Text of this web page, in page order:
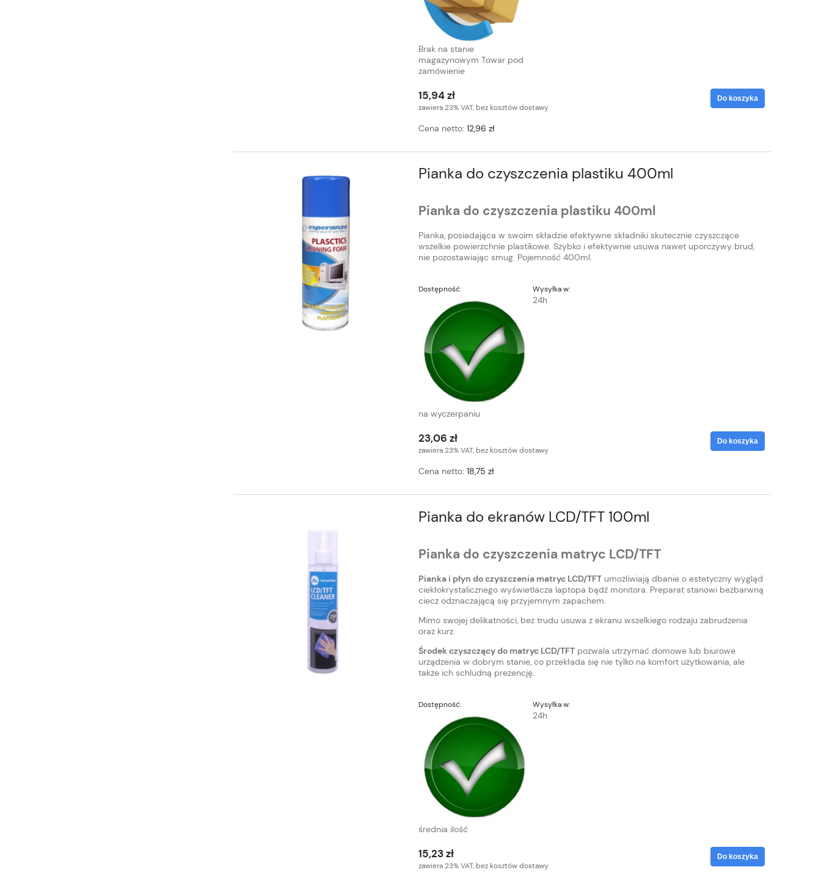
Brak na stanie
magazynowym Towar pod
zamówienie
15,94 zł
zawiera 23% VAT, bez kosztów dostawy
Cena netto: 12,96 zł
Do koszyka
Pianka do czyszczenia plastiku 400ml
Pianka do czyszczenia plastiku 400ml
Pianka, posiadająca w swoim składzie efektywne składniki skutecznie czyszczące
wszelkie powierzchnie plastikowe. Szybko i efektywnie usuwa nawet uporczywy brud,
nie pozostawiając smug. Pojemność 400ml.
Dostępność:
na wyczerpaniu
Wysyłka w:
24h
23,06 zł
zawiera 23% VAT, bez kosztów dostawy
Cena netto: 18,75 zł
Do koszyka
Pianka do ekranów LCD/TFT 100ml
Pianka do czyszczenia matryc LCD/TFT
Pianka i płyn do czyszczenia matryc LCD/TFTumożliwiają dbanie o estetyczny wygląd
ciekłokrystalicznego wyświetlacza laptopa bądź monitora. Preparat stanowi bezbarwną
ciecz odznaczającą się przyjemnym zapachem.
Mimo swojej delikatności, bez trudu usuwa z ekranu wszelkiego rodzaju zabrudzenia
oraz kurz.
Środek czyszczący do matryc LCD/TFTpozwala utrzymać domowe lub biurowe
urządzenia w dobrym stanie, co przekłada się nie tylko na komfort użytkowania, ale
także ich schludną prezencję.
Dostępność:
średnia ilość
Wysyłka w:
24h
15,23 zł
zawiera 23% VAT, bez kosztów dostawy
Do koszyka